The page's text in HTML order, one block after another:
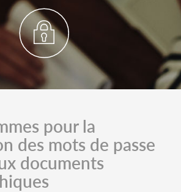
pour la
des mots de passe
documents